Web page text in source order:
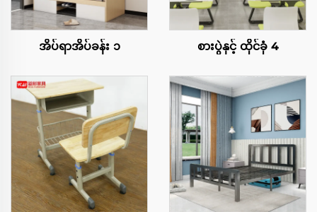
အိပ်ရာအိပ်ခန်း ၁ စားပွဲနှင့် ထိုင်ခုံ 4